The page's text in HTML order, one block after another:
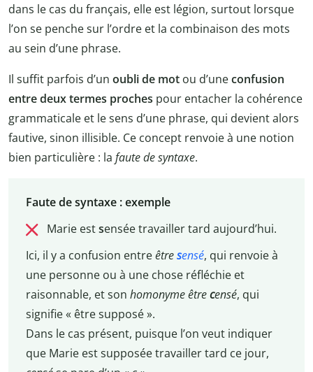
dans le cas du français, elle est légion, surtout lorsque
l’on se penche sur l’ordre et la combinaison des mots
au sein d’une phrase.
Il suffit parfois d’un oubli de mot ou d’uneconfusion
entre deux termes proches pour entacher la cohérence
grammaticale et le sens d’une phrase, qui devient alors
fautive, sinon illisible. Ce concept renvoie à une notion
bien particulière : la faute de syntaxe.
Faute de syntaxe : exemple
Marie estsensée travailler tard aujourd’hui.
Ici, il y a confusion entreêtresensé, qui renvoie à
une personne ou à une chose réfléchie et
raisonnable, et son homonymeêtrecensé, qui
signifie « être supposé ».
Dans le cas présent, puisque l’on veut indiquer
que Marie est supposée travailler tard ce jour,